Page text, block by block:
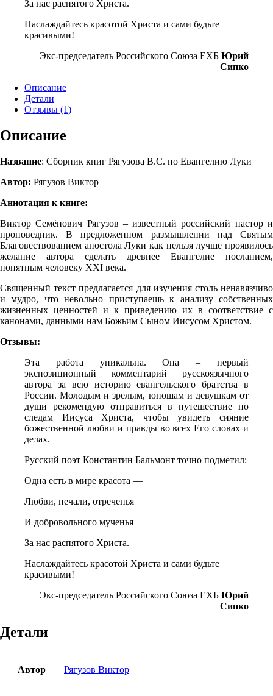
За нас распятого Христа.
Наслаждайтесь красотой Христа и сами будьте
красивыми!
Экс-председатель Российского Союза ЕХБ Юрий
Сипко
Описание
Детали
Отзывы (1)
Описание
Название: Сборник книг Рягузова В.С. по Евангелию Луки
Автор: Рягузов Виктор
Аннотация к книге:
Виктор Семёнович Рягузов – известный россий­ский пастор и
проповедник. В предложенном размышлении над Святым
Благовествованием апостола Луки как нельзя лучше проявилось
желание автора сделать древнее Евангелие посланием,
понятным человеку XXI века.
Священный текст предлагается для изучения столь ненавязчиво
и мудро, что невольно приступаешь к анали­зу собственных
жизненных ценностей и к приведению их в соответствие с
канонами, данными нам Божьим Сыном Иисусом Христом.
Отзывы:
Эта работа уникальна. Она – первый
экспозиционный комментарий русскоязычного
автора за всю историю евангельского братства в
России. Молодым и зрелым, юношам и девушкам от
души рекомендую отправиться в путешествие по
следам Иисуса Христа, чтобы увидеть сияние
божественной любви и правды во всех Его словах и
делах.
Русский поэт Константин Бальмонт точно подметил:
Одна есть в мире красота —
Любви, печали, отреченья
И добровольного мученья
За нас распятого Христа.
Наслаждайтесь красотой Христа и сами будьте
красивыми!
Экс-председатель Российского Союза ЕХБ Юрий
Сипко
Детали
Автор Рягузов Виктор